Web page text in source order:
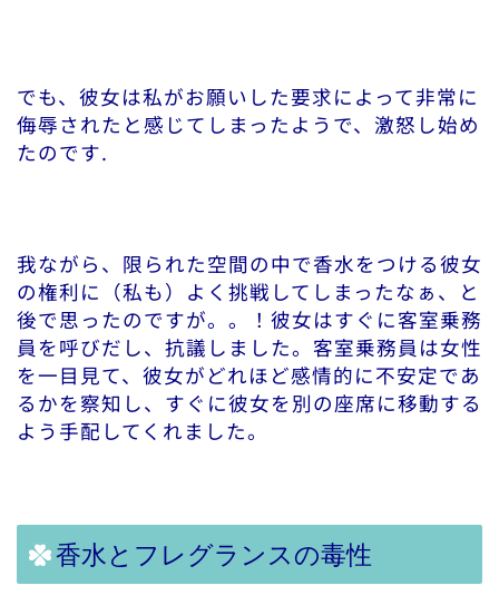
でも、彼女は私がお願いした要求によって非常に
侮辱されたと感じてしまったようで、激怒し始め
たのです.
我ながら、限られた空間の中で香水をつける彼女
の権利に（私も）よく挑戦してしまったなぁ、と
後で思ったのですが。。！彼女はすぐに客室乗務
員を呼びだし、抗議しました。客室乗務員は女性
を一目見て、彼女がどれほど感情的に不安定であ
るかを察知し、すぐに彼女を別の座席に移動する
よう手配してくれました。
香水とフレグランスの毒性